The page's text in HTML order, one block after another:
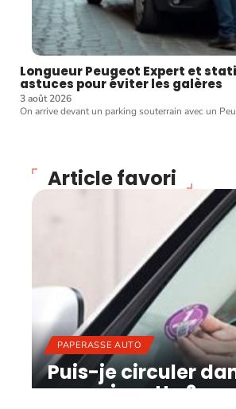
Longueur Peugeot Expert et
astuces pour éviter les galères
3 août 2026
On arrive devant un parking souterrain avec un
Article favori
PAPERASSE AUTO
Puis-je circuler
sans vignette ?